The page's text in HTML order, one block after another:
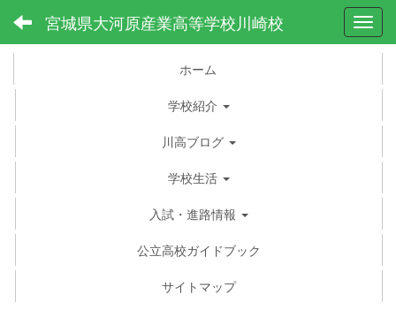
宮城県大河原産業高等学校川崎校
ホーム
学校紹介
川高ブログ
学校生活
入試・進路情報
公立高校ガイドブック
サイトマップ